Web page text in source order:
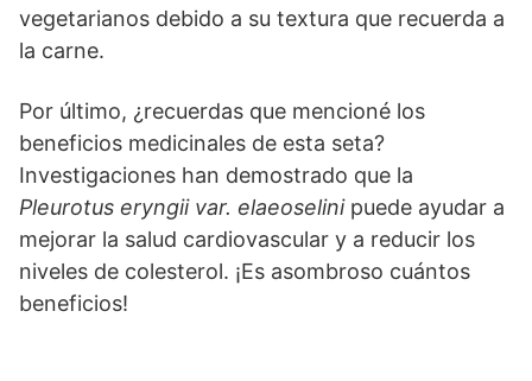
vegetarianos debido a su textura que recuerda a
la carne.
Por último, ¿recuerdas que mencioné los
beneficios medicinales de esta seta?
Investigaciones han demostrado que la
Pleurotus eryngii var. elaeoselini puede ayudar a
mejorar la salud cardiovascular y a reducir los
niveles de colesterol. ¡Es asombroso cuántos
beneficios!